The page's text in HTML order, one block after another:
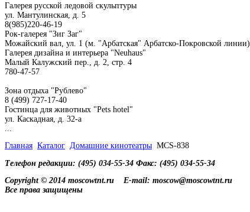
Галерея русской ледовой скульптуры
ул. Мантулинская, д. 5
8(985)220-46-19
Рок-галерея "Зиг Заг"
Можайский вал, ул. 1 (м. "Арбатская" Арбатско-Покровской линии)
Галерея дизайна и интерьера "Neuhaus"
Малый Калужский пер., д. 2, стр. 4
780-47-57
Зона отдыха "Рублево"
8 (499) 727-17-40
Гостинца для животных "Рets hotel"
ул. Каскадная, д. 32-а
Главная Каталог Домашние кинотеатры MCS-838
Телефон редакции: (495) 034-55-34 Факс: (495) 034-55-34
Copyright © 2014 moscowtnt.ru
E-mail: moscow@moscowtnt.ru
Все права защищены